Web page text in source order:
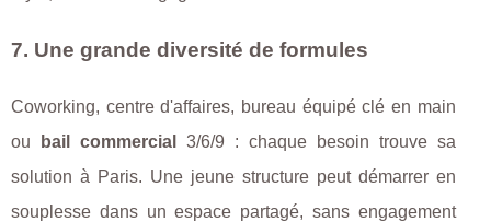
7. Une grande diversité de formules
Coworking, centre d'affaires, bureau équipé clé en main
ou
bail commercial
3/6/9 : chaque besoin trouve sa
solution à Paris. Une jeune structure peut démarrer en
souplesse dans un espace partagé, sans engagement